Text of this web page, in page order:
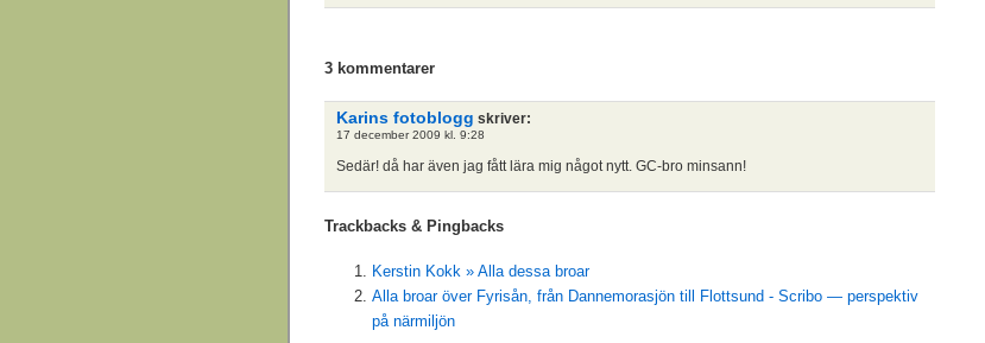
3 kommentarer
Karins fotoblogg skriver:
17 december 2009 kl. 9:28
Sedär! då har även jag fått lära mig något nytt. GC-bro minsann!
Trackbacks & Pingbacks
Kerstin Kokk » Alla dessa broar
Alla broar över Fyrisån, från Dannemorasjön till Flottsund - Scribo — perspektiv
på närmiljön